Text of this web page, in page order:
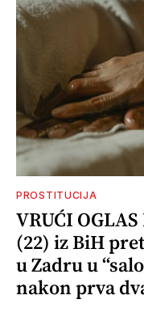
PROSTITUCIJA
VRUĆI
(22) iz BiH
u Zadru u
nakon prva